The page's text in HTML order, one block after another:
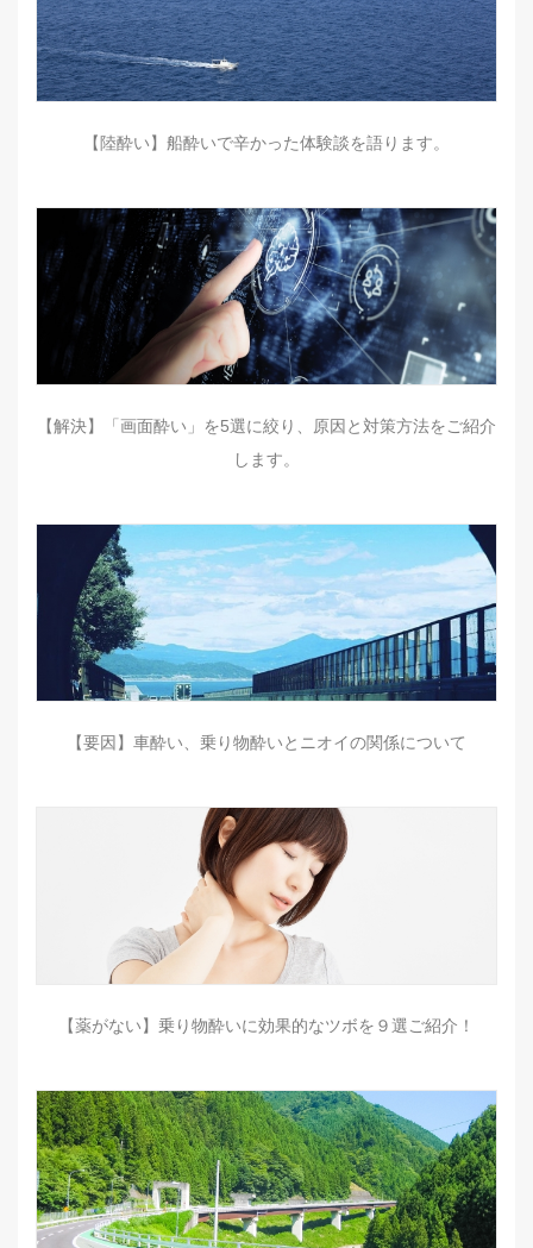
【陸酔い】船酔いで辛かった体験談を語ります。
【解決】「画面酔い」を5選に絞り、原因と対策方法をご紹介
します。
【要因】車酔い、乗り物酔いとニオイの関係について
【薬がない】乗り物酔いに効果的なツボを９選ご紹介！